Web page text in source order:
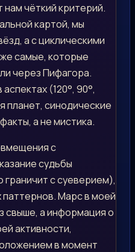
чёткий критерий.
картой, мы
а с циклическими
самые, которые
через Пифагора.
(120°, 90°,
планет, синодические
а не мистика.
с
судьбы
с суеверием),
паттернов. Марс в моей
свыше, а информация о
активности,
в момент